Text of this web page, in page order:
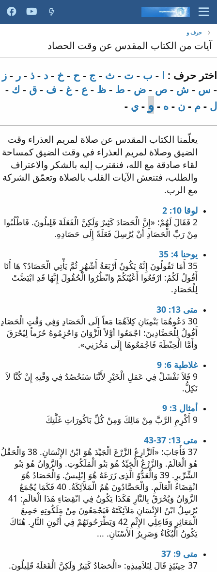
حرف و
آيات من الكتاب المقدس عن وقت الحصاد
اختر حرف : ا - ب - ت - ث - ج - ح - خ - د - ذ - ر - ز
- س - ش - ص - ض - ط - ظ - ع - غ - ف - ق - ك -
ل - م - ن - ه - و - ي -
يعلّمنا الكتاب المقدس عن صلاة لمريم العذراء وقت
الضيق وصلاة لمريم العذراء في وقت الضيق كمساحة
لقاء صادقة مع الله، فنقترب إليه بالشكر والاعتراف
والطلب، فتنعش الآيات القلب بالصلاة وتعمّق الشركة
مع الرب.
لوقا 10: 2
2 فَقَالَ لَهُمْ: «إِنَّ الْحَصَادَ كَثِيرٌ وَلَكِنَّ الْفَعَلَةَ قَلِيلُونَ. فَاطْلُبُوا
مِنْ رَبِّ الْحَصَادِ أَنْ يُرْسِلَ فَعَلَةً إِلَى حَصَادِهِ.
يوحنا 4: 35
35 أَمَا تَقُولُونَ إِنَّهُ يَكُونُ أَرْبَعَةُ أَشْهُرٍ ثُمَّ يَأْتِي الْحَصَادُ؟ هَا أَنَا
أَقُولُ لَكُمُ: ارْفَعُوا أَعْيُنَكُمْ وَانْظُرُوا الْحُقُولَ إِنَّهَا قَدِ ابْيَضَّتْ
لِلْحَصَادِ.
متى 13: 30
30 دَعُوهُمَا يَنْمِيَانِ كِلاَهُمَا مَعاً إِلَى الْحَصَادِ وَفِي وَقْتِ الْحَصَادِ
أَقُولُ لِلْحَصَّادِينَ: اجْمَعُوا أوَّلاً الزَّوَانَ وَاحْزِمُوهُ حُزَماً لِيُحْرَقَ
وَأَمَّا الْحِنْطَةَ فَاجْمَعُوهَا إِلَى مَخْزَنِي».
غلاطية 6: 9
9 فَلاَ نَفْشَلْ فِي عَمَلِ الْخَيْرِ لأَنَّنَا سَنَحْصُدُ فِي وَقْتِهِ إِنْ كُنَّا لاَ
نَكِلُّ.
أمثال 3: 9
9 أَكْرِمِ الرَّبَّ مِنْ مَالِكَ وَمِنْ كُلِّ بَاكُورَاتِ غَلَّتِكَ
متى 13: 37-43
37 فَأَجَابَ: «اَلزَّارِعُ الزَّرْعَ الْجَيِّدَ هُوَ ابْنُ الإِنْسَانِ. 38 وَالْحَقْلُ
هُوَ الْعَالَمُ. وَالزَّرْعُ الْجَيِّدُ هُوَ بَنُو الْمَلَكُوتِ. وَالزَّوَانُ هُوَ بَنُو
الشِّرِّيرِ. 39 وَالْعَدُّوُ الَّذِي زَرَعَهُ هُوَ إِبْلِيسُ. وَالْحَصَادُ هُوَ
انْقِضَاءُ الْعَالَمِ. وَالْحَصَّادُونَ هُمُ الْمَلاَئِكَةُ. 40 فَكَمَا يُجْمَعُ
الزَّوَانُ وَيُحْرَقُ بِالنَّارِ هَكَذَا يَكُونُ فِي انْقِضَاءِ هَذَا الْعَالَمِ: 41
يُرْسِلُ ابْنُ الإِنْسَانِ مَلاَئِكَتَهُ فَيَجْمَعُونَ مِنْ مَلَكُوتِهِ جَمِيعَ
الْمَعَاثِرِ وَفَاعِلِي الإِثْمِ 42 وَيَطْرَحُونَهُمْ فِي أَتُونِ النَّارِ. هُنَاكَ
يَكُونُ الْبُكَاءُ وَصَرِيرُ الأَسْنَانِ. ...
متى 9: 37
37 حِينَئِذٍ قَالَ لِتَلاَمِيذِهِ: «الْحَصَادُ كَثِيرٌ وَلَكِنَّ الْفَعَلَةَ قَلِيلُونَ.